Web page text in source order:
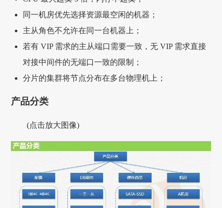
同一机房优先选择资源最空闲的机器；
主从角色不允许在同一台机器上；
若有 VIP 需求的主从端口需要一致，无 VIP 需求直接
对接中间件的无端口一致的限制；
分片的集群将节点分布在多台物理机上；
产品分类
(点击放大图像)